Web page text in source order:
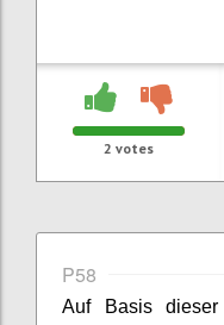
2 votes
P58
Auf Basis